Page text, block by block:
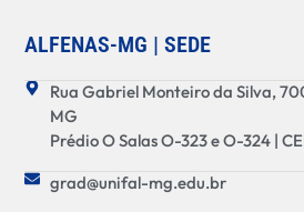
ALFENAS-MG | SEDE
Rua Gabriel Monteiro da Silva,
MG
Prédio O Salas O-323 e O-324 |
grad@unifal-mg.edu.br